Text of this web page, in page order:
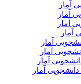
آمار
آمار
آمار
آمار
آمار
آمار
آمار